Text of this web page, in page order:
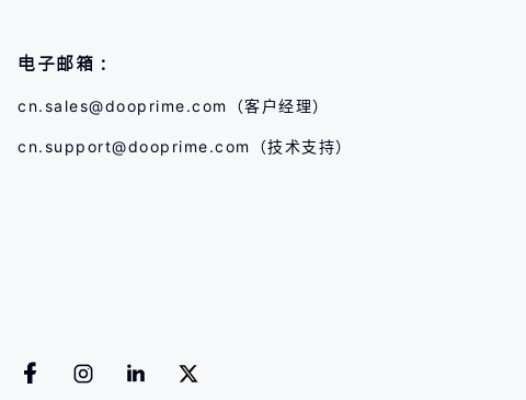
电子邮箱：
cn.sales@dooprime.com （客户经理）
cn.support@dooprime.com （技术支持）